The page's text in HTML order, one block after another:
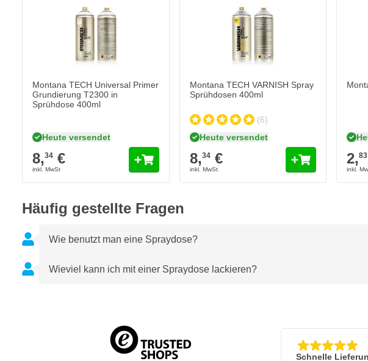
Betätigung, bis nur noch Treibgas austritt.
Produkteigenschaften Montana GOLD G2060 Capri
Strapazierfähiger Lack
Nitro-Kombi-Lack
Farbe ist wetterbeständig
Niederdruck-Sprühdose
Montana TECH Universal Primer
Grundierung T2300 in
Sprühdose 400ml
Heute versendet
8,34 €
Heute versendet
Montana TECH VARNISH Spray
Sprühdosen 400ml
(6)
Heute versendet
8,34€ 2,83
Häufig gestellte Fragen
Wie benutzt man eine Spraydose?
Wieviel kann ich mit einer Spraydose lackieren?
Schnelle